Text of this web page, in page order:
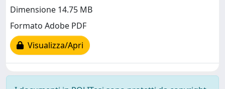
Dimensione 14.75 MB
Formato Adobe PDF
Visualizza/Apri